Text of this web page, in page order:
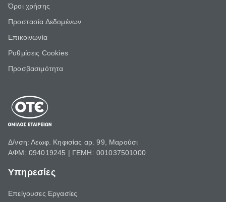
Όροι χρήσης
Προστασία Δεδομένων
Επικοινωνία
Ρυθμίσεις Cookies
Προσβασιμότητα
Δ/νση: Λεωφ. Κηφισίας αρ. 99, Μαρούσι
ΑΦΜ: 094019245 | ΓΕΜΗ: 001037501000
Υπηρεσίες
Επείγουσες Εργασίες